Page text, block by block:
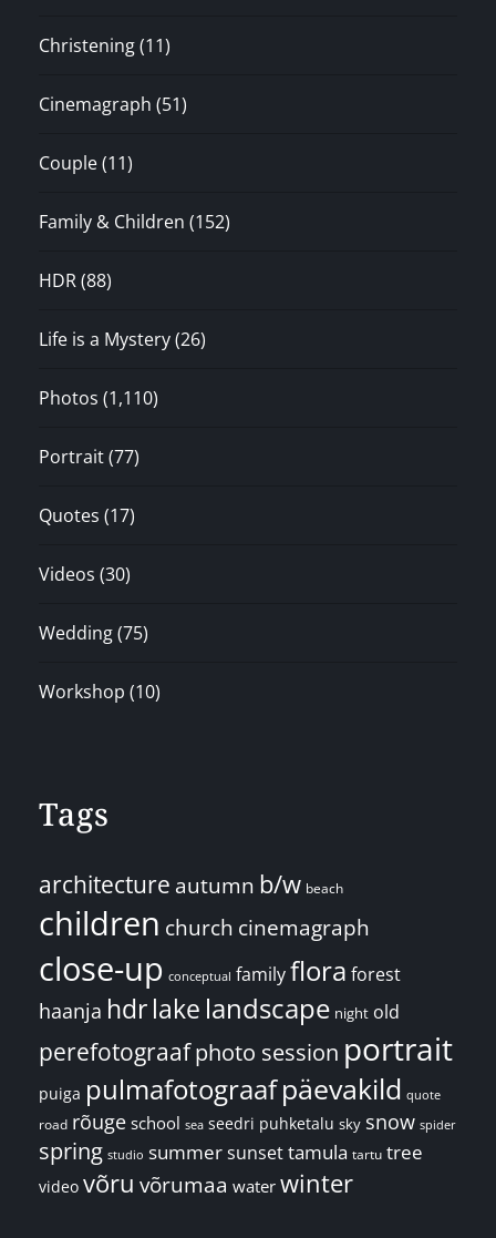
Christening(11)
Cinemagraph (51)
Couple(11)
Family & Children (152)
HDR(88)
Life is a Mystery(26)
Photos (1,110)
Portrait(77)
Quotes (17)
Videos (30)
Wedding(75)
Workshop (10)
Tags
architecture autumn b/w beach
children church cinemagraph
close-up conceptual familyflora forest
haanja hdrlake landscape night old
perefotograafphoto session portrait
puiga pulmafotograafpäevakild quote
road rõuge school sea seedri puhketalu sky snow spider
spring studio summersunsettamula tartu tree
video võru võrumaa water winter